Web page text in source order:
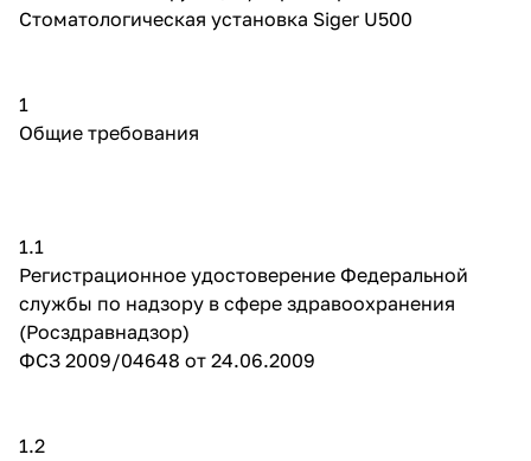
Стоматологическая установка Siger U500
1
Общие требования
1.1
Регистрационное удостоверение Федеральной
службы по надзору в сфере здравоохранения
(Росздравнадзор)
ФСЗ 2009/04648 от 24.06.2009
1.2